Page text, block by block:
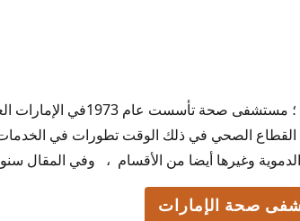
صحة الإمارات
الإمارات
رقم مستشفى صحة الإمارات ؛
القطاع الصحي في ذلك الوقت تطورات في
الدموية وغيرها أيضا من الأقسام ، وفي
صحة الإمارات